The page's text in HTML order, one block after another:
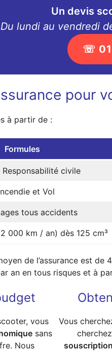
Un devis
Du lundi au vendredi
☏ 01
pour
à partir de :
Formules
Responsabilité civile
et Vol
tous accidents
000 km / an) dès 125 cm³
de l’assurance est
an en tous risques et à
vous
sans
Nous
Vous